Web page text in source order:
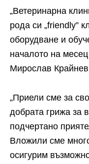
„Ветеринарна
рода си „friendly”
оборудване и
началото на
Мирослав
„Приели сме за
добрата грижа за
подчертано
Вложили сме
осигурим